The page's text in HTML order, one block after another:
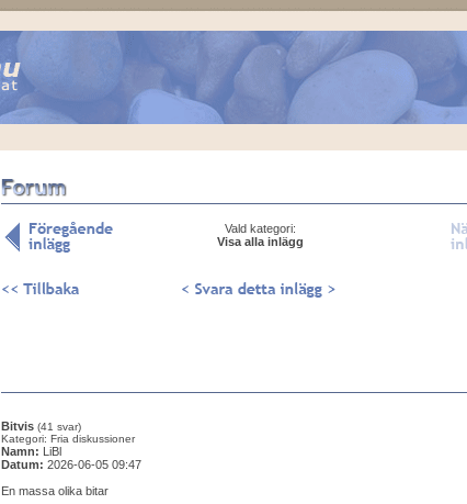
Vald kategori:
Visa alla inlägg
Bitvis (41 svar)
Kategori: Fria diskussioner
Namn: LiBl
Datum: 2026-06-05 09:47
En massa olika bitar